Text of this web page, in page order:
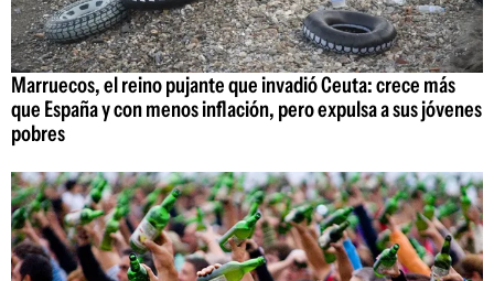
Marruecos, el reino pujante que invadió Ceuta: crece más
que España y con menos inflación, pero expulsa a sus jóvenes
pobres